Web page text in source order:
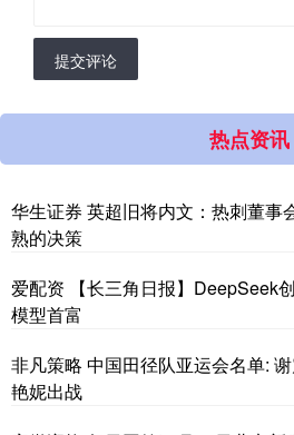
提交评论
热点资讯
华生证券 英超旧将内文：热刺董事
熟的决策
爱配资 【长三角日报】DeepSeek
模型首富
非凡策略 中国田径队亚运会名单:
艳妮出战